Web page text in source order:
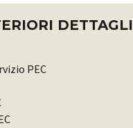
DETTAGLI
PEC